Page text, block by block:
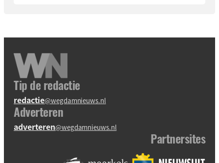
Tip de redactie
redactie@wegdamnieuws.nl
Adverteren
adverteren@wegdamnieuws.nl
Partnersites